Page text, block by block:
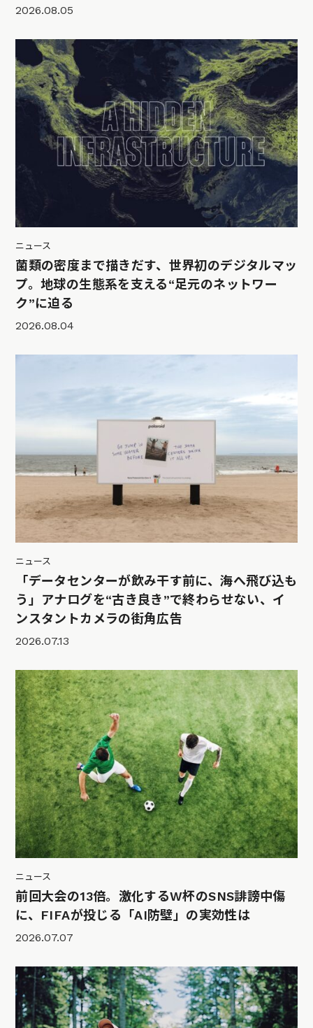
2026.08.05
ニュース
菌類の密度まで描きだす、世界初のデジタルマッ
プ。地球の生態系を支える“足元のネットワー
ク”に迫る
2026.08.04
ニュース
「データセンターが飲み干す前に、海へ飛び込も
う」アナログを“古き良き”で終わらせない、イ
ンスタントカメラの街角広告
2026.07.13
ニュース
前回大会の13倍。激化するW杯のSNS誹謗中傷
に、FIFAが投じる「AI防壁」の実効性は
2026.07.07